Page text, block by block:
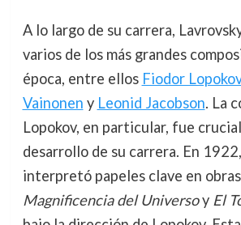
A lo largo de su carrera,
varios de los más grandes
época, entre ellos Fiodor Lopokov
Vainonen y Leonid Jacobson. La
Lopokov, en particular, fue
desarrollo de su carrera. En
interpretó papeles clave en
Magnificencia del Universoy El